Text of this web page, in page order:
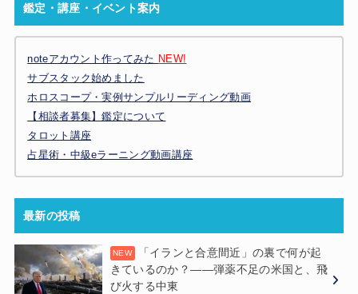
鑑定・講座・イベント案内
noteアカウント作ってみた NEW!
サブスタック始めました
ホロスコープ・実例サンプルリーディング動画
【相談者募集】鑑定について
タロット講座
占星術・中級eラーニング動画講座
最新の投稿
「イランと合意間近」の裏で何が起
きているのか？——弾薬不足の米国と、飛
び火する中東